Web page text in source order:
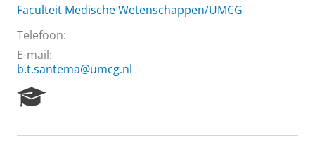
Faculteit Medische Wetenschappen/UMCG
Telefoon:
E-mail:
b.t.santema@umcg.nl
e